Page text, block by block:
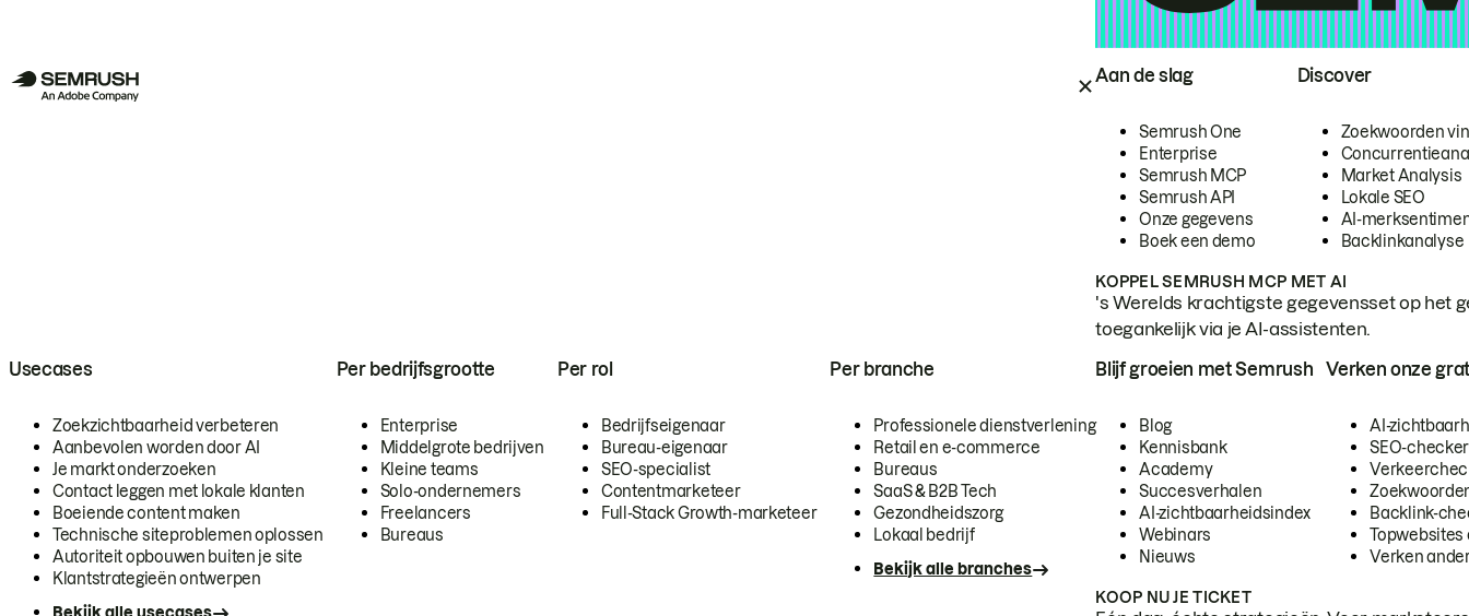
Aan de slag
Semrush One
Enterprise
Semrush MCP
Semrush API
Onze gegevens
Boek een demo
Discover
Zoekwoorden
Market Analysis
Lokale SEO
AI-
Backlinkanalyse
KOPPEL SEMRUSH MCP MET AI
's Werelds krachtigste gegevensset op het
toegankelijk via je AI-assistenten.
Usecases
Zoekzichtbaarheid verbeteren
Aanbevolen worden door AI
Je markt onderzoeken
Contact leggen met lokale klanten
Boeiende content maken
Technische siteproblemen oplossen
Autoriteit opbouwen buiten je site
Klantstrategieën ontwerpen
Per bedrijfsgrootte
Enterprise
Middelgrote bedrijven
Kleine teams
Solo-ondernemers
Freelancers
Bureaus
Per rol
Bedrijfseigenaar
Bureau-eigenaar
SEO-specialist
Contentmarketeer
Full-Stack Growth-marketeer
Per branche
Professionele dienstverlening
Retail en e-commerce
Bureaus
SaaS & B2B Tech
Gezondheidszorg
Lokaal bedrijf
Bekijk alle branches
Blijf groeien met Semrush
Blog
Kennisbank
Academy
Succesverhalen
AI-zichtbaarheidsindex
Webinars
Nieuws
Verken onze
AI-
SEO-checker
Backlink-
Topwebsites
Verken
KOOP NU JE TICKET